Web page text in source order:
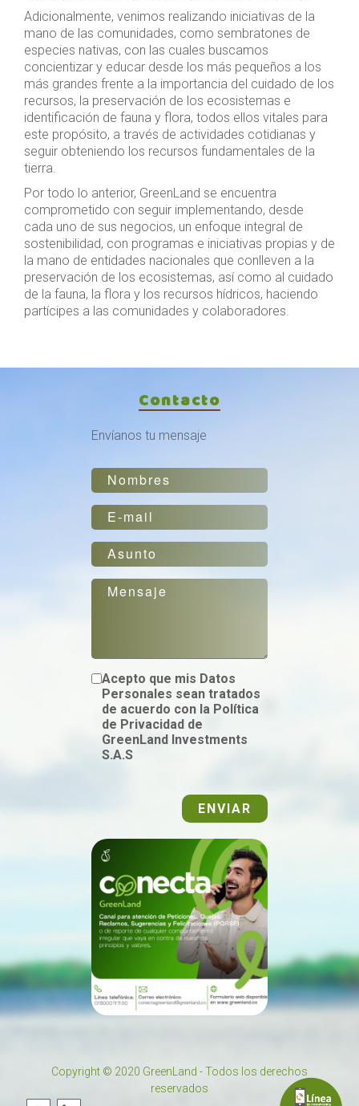
Adicionalmente, venimos realizando iniciativas de la
mano de las comunidades, como sembratones de
especies nativas, con las cuales buscamos
concientizar y educar desde los más pequeños a los
más grandes frente a la importancia del cuidado de los
recursos, la preservación de los ecosistemas e
identificación de fauna y flora, todos ellos vitales para
este propósito, a través de actividades cotidianas y
seguir obteniendo los recursos fundamentales de la
tierra.
Por todo lo anterior, GreenLand se encuentra
comprometido con seguir implementando, desde
cada uno de sus negocios, un enfoque integral de
sostenibilidad, con programas e iniciativas propias y de
la mano de entidades nacionales que conlleven a la
preservación de los ecosistemas, así como al cuidado
de la fauna, la flora y los recursos hídricos, haciendo
partícipes a las comunidades y colaboradores.
Contacto
Envíanos tu mensaje
Acepto que mis Datos
Personales sean tratados
de acuerdo con la Política
de Privacidad de
GreenLand Investments
S.A.S
ENVIAR
Copyright © 2020 GreenLand - Todos los derechos
reservados